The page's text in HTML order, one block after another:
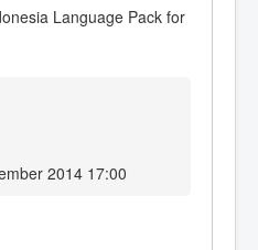
Language Pack for
2014 17:00